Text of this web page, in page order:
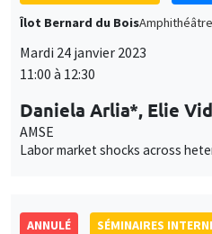
Îlot Bernard du BoisAmphithéâtre
Mardi 24 janvier 2023
11:00 à 12:30
Daniela Arlia*, Elie
AMSE
Labor market shocks across
ANNULÉ SÉMINAIRES